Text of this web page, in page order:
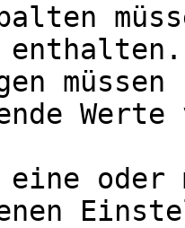
enthalten.
müssen
oder